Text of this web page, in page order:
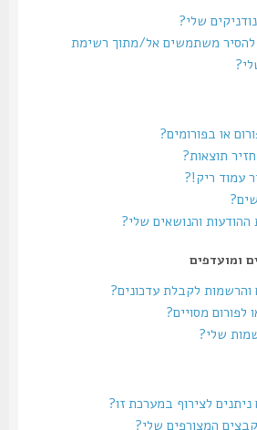
שלי?
משתמשים אל/מתוך רשימת
בפורומים?
ריק!?
והנושאים שלי?
לקבלת עדכונים?
מסויים?
לצירוף במערכת זו?
המצורפים שלי?